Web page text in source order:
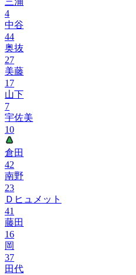
4
中谷
44
奥抜
27
美藤
17
山下
7
宇佐美
10
倉田
42
南野
23
Ｄヒュメット
41
藤田
16
岡
37
田代